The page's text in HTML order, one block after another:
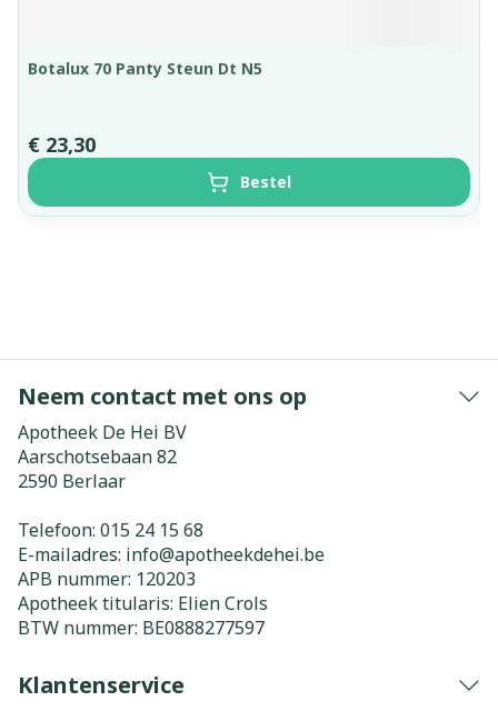
Botalux 70 Panty Steun Dt N5
€ 23,30
Bestel
Neem contact met ons op
Apotheek De Hei BV
Aarschotsebaan 82
2590 Berlaar
Telefoon: 015 24 15 68
E-mailadres: info@apotheekdehei.be
APB nummer: 120203
Apotheek titularis: Elien Crols
BTW nummer: BE0888277597
Klantenservice